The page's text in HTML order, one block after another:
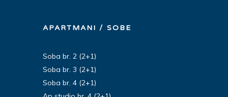
APARTMANI / SOBE
Soba br. 2 (2+1)
Soba br. 3 (2+1)
Soba br. 4 (2+1)